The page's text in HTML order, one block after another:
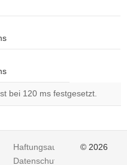
bei 120 ms festgesetzt.
Haftungsausschluss
Datenschutz
© 2026